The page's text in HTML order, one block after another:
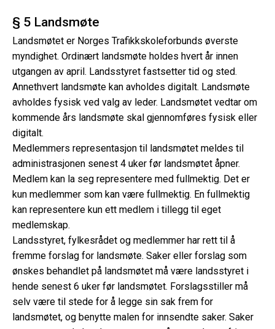
§ 5 Landsmøte
Landsmøtet er Norges Trafikkskoleforbunds øverste
myndighet. Ordinært landsmøte holdes hvert år innen
utgangen av april. Landsstyret fastsetter tid og sted.
Annethvert landsmøte kan avholdes digitalt. Landsmøte
avholdes fysisk ved valg av leder. Landsmøtet vedtar om
kommende års landsmøte skal gjennomføres fysisk eller
digitalt.
Medlemmers representasjon til landsmøtet meldes til
administrasjonen senest 4 uker før landsmøtet åpner.
Medlem kan la seg representere med fullmektig. Det er
kun medlemmer som kan være fullmektig. En fullmektig
kan representere kun ett medlem i tillegg til eget
medlemskap.
Landsstyret, fylkesrådet og medlemmer har rett til å
fremme forslag for landsmøte. Saker eller forslag som
ønskes behandlet på landsmøtet må være landsstyret i
hende senest 6 uker før landsmøtet. Forslagsstiller må
selv være til stede for å legge sin sak frem for
landsmøtet, og benytte malen for innsendte saker. Saker